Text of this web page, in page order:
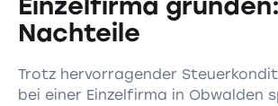
Nachteile
Trotz hervorragender
bei einer Einzelfirma in Obwalden